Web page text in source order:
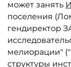
может занять
поселения
гендиректор
мелиорации"
структуры